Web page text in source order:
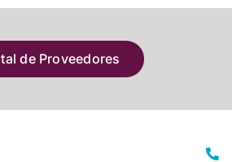
de Proveedores